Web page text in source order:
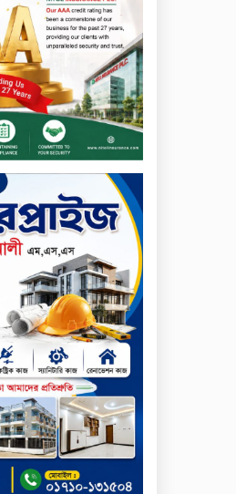
৭,৫০০ এমএএইচ
শক্তিশালী গরিলা গ্লাস
নিয়ে শাওমি উন্মোচন
১৭
গাড়ীতে
রুবেলের গোত্রীয়
গ্রেফতারের দাবি
বিনির্মাণে
উদ্যোগে বাংলা
বিশিষ্ট আলেমদের
সভা অনুষ্ঠিত
ডিসেম্বরে ফিরলে
নিয়ে কারাগারে
বলাকা লাউঞ্জে
ক্যাশলেস
কাজ করছে
গভর্নর